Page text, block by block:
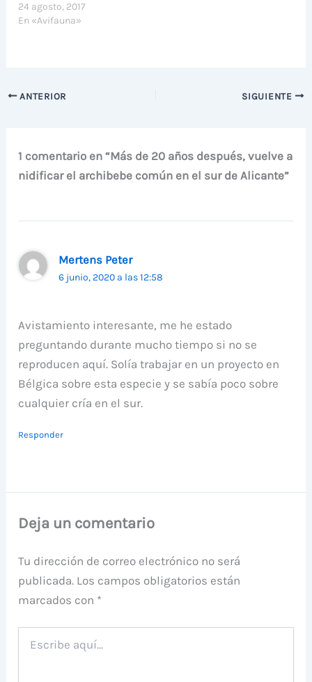
24 agosto, 2017
En «Avifauna»
ANTERIOR SIGUIENTE
1 comentario en “Más de 20 años después, vuelve a
nidificar el archibebe común en el sur de Alicante”
Mertens Peter
6 junio, 2020 a las 12:58
Avistamiento interesante, me he estado
preguntando durante mucho tiempo si no se
reproducen aquí. Solía ​​trabajar en un proyecto en
Bélgica sobre esta especie y se sabía poco sobre
cualquier cría en el sur.
Responder
Deja un comentario
Tu dirección de correo electrónico no será
publicada. Los campos obligatorios están
marcados con *
aquí...